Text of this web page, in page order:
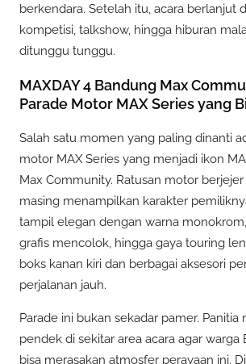
berkendara. Setelah itu, acara berlanjut
kompetisi, talkshow, hingga hiburan
ditunggu tunggu.
MAXDAY 4 Bandung Max
Parade Motor MAX Series yang
Salah satu momen yang paling dinanti
motor MAX Series yang menjadi ikon
Max Community. Ratusan motor
masing menampilkan karakter
tampil elegan dengan warna
grafis mencolok, hingga gaya touring
boks kanan kiri dan berbagai aksesori
perjalanan jauh.
Parade ini bukan sekadar pamer. Panitia
pendek di sekitar area acara agar warga
bisa merasakan atmosfer perayaan ini.